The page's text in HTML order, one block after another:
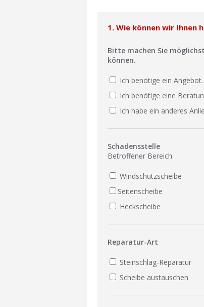
1. Wie können wir Ihnen
Bitte machen Sie
können.
Ich benötige ein Angebot.
Ich benötige eine
Ich habe ein anderes
Schadensstelle
Betroffener Bereich
Windschutzscheibe
Seitenscheibe
Heckscheibe
Reparatur-Art
Steinschlag-Reparatur
Scheibe austauschen